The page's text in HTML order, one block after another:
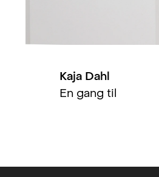
Kaja Dahl
En gang til